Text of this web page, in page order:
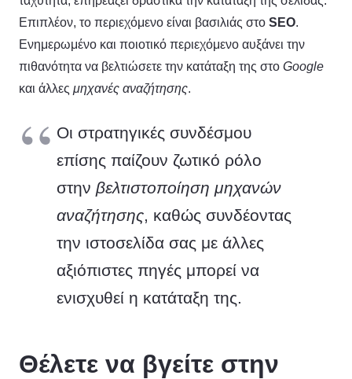
Επιπλέον, το περιεχόμενο είναι βασιλιάς στο SEO.
Ενημερωμένο και ποιοτικό περιεχόμενο αυξάνει την
πιθανότητα να βελτιώσετε την κατάταξη της στο Google
και άλλες μηχανές αναζήτησης.
Οι στρατηγικές συνδέσμου
επίσης παίζουν ζωτικό ρόλο
στην βελτιστοποίηση μηχανών
αναζήτησης, καθώς συνδέοντας
την ιστοσελίδα σας με άλλες
αξιόπιστες πηγές μπορεί να
ενισχυθεί η κατάταξη της.
Θέλετε να βγείτε στην